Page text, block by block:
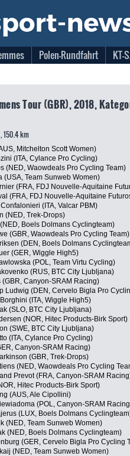
Polen-Rundfahrt KT-
Tour (GBR), 2018,
150.4 km
Mitchelton Scott Women)
(ITA, Cylance Pro Cycling)
(NED, Waowdeals Pro Cycling Team)
(USA, Team Sunweb Women)
(FRA, FDJ Nouvelle-Aquitaine
(FRA, FDJ Nouvelle-Aquitaine
(ITA, Valcar PBM)
(NED, Trek-Drops)
Boels Dolmans Cyclingteam)
(GBR, Waowdeals Pro Cycling Team)
(DEN, Boels Dolmans
(GER, Wiggle High5)
(POL, Team Virtu Cycling)
(RUS, BTC City Ljubljana)
(GBR, Canyon-SRAM Racing)
Ludwig (DEN, Cervelo Bigla Pro
(ITA, Wiggle High5)
(SLO, BTC City Ljubljana)
(NOR, Hitec Products-Birk Sport)
(SWE, BTC City Ljubljana)
(ITA, Cylance Pro Cycling)
Canyon-SRAM Racing)
(GBR, Trek-Drops)
(NED, Waowdeals Pro Cycling
Prevot (FRA, Canyon-SRAM
Hitec Products-Birk Sport)
(AUS, Ale Cipollini)
(POL, Canyon-SRAM
(LUX, Boels Dolmans
(NED, Team Sunweb Women)
(NED, Boels Dolmans Cyclingteam)
(GER, Cervelo Bigla Pro Cycling
(NED, Team Sunweb Women)